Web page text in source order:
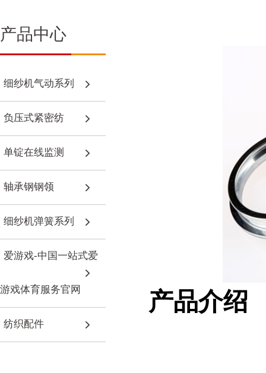
产品中心
细纱机气动系列
负压式紧密纺
单锭在线监测
轴承钢钢领
细纱机弹簧系列
爱游戏-中国一站式爱
游戏体育服务官网
纺织配件
产品介绍